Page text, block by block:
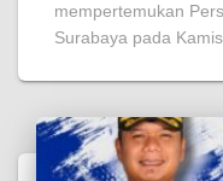
mempertemukan
Surabaya pada